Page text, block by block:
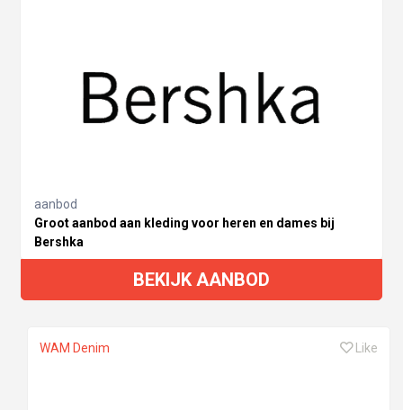
aanbod
Groot aanbod aan kleding voor heren en dames bij
Bershka
BEKIJK AANBOD
WAM Denim Like